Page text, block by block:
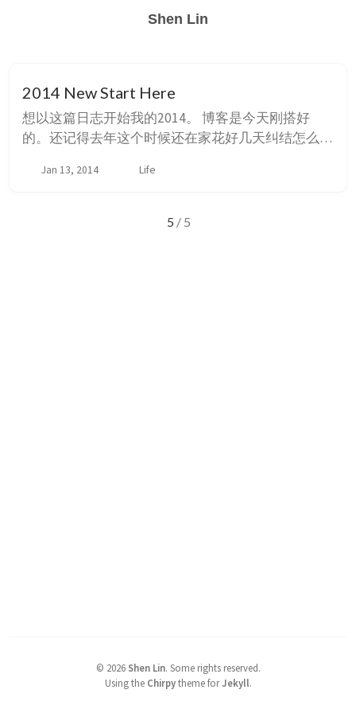
Shen Lin
2014 New Start Here
想以这篇日志开始我的2014。 博客是今天刚搭好
的。还记得去年这个时候还在家花好几天纠结怎么弄
也许算一种进步吧。按照道上规矩贴出教程，搭的时
在这里找到我之前博客里的文章。 考研过后不想说
Jan 13, 2014 Life
5 / 5
© 2026 Shen Lin. Some rights reserved.
Using the Chirpytheme forJekyll.